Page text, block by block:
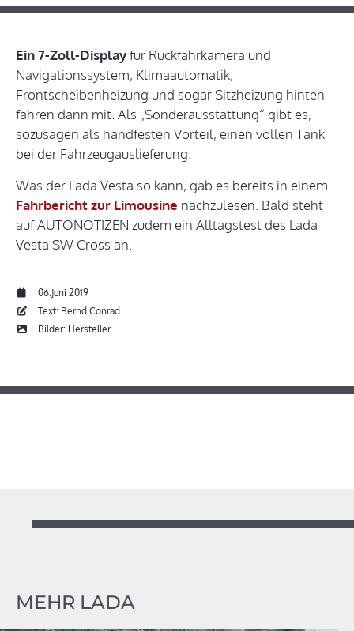
Ein 7-Zoll-Displayfür Rückfahrkamera und
Navigationssystem, Klimaautomatik,
Frontscheibenheizung und sogar Sitzheizung hinten
fahren dann mit. Als „Sonderausstattung“ gibt es,
sozusagen als handfesten Vorteil, einen vollen Tank
bei der Fahrzeugauslieferung.
Was der Lada Vesta so kann, gab es bereits in einem
Fahrbericht zur Limousine nachzulesen. Bald steht
auf AUTONOTIZEN zudem ein Alltagstest des Lada
Vesta SW Cross an.
06.Juni 2019
Text: Bernd Conrad
Bilder: Hersteller
MEHR LADA